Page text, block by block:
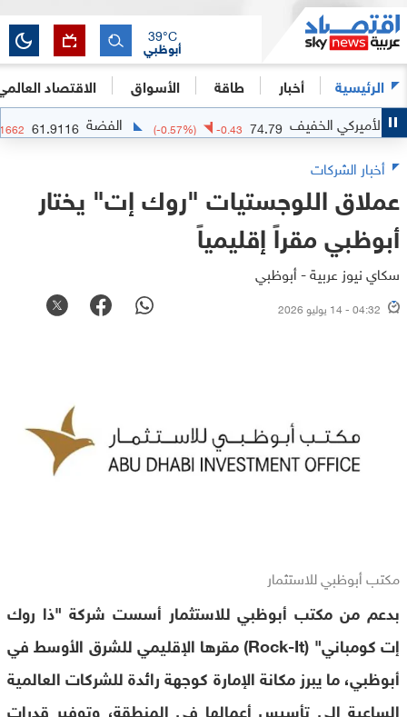
الرئيسية أخبار طاقة الأسواق الاقتصاد
أبوظبي
39°C
الخفيف 74.79
-0.43
(-0.57%) الفضة 61.9116
-0.1662
أخبار الشركات
عملاق اللوجستيات "روك إت" يختار
أبوظبي مقراً إقليمياً
سكاي نيوز عربية - أبوظبي
04:32 - 14 يوليو 2026
مكتب أبوظبي للاستثمار
بدعم من مكتب أبوظبي للاستثمار أسست شركة "ذا روك
إت كومباني" (Rock-It) مقرها الإقليمي للشرق الأوسط في
أبوظبي، ما يبرز مكانة الإمارة كوجهة رائدة للشركات العالمية
الساعية إلى تأسيس أعمالها في المنطقة، وتوفير قدرات